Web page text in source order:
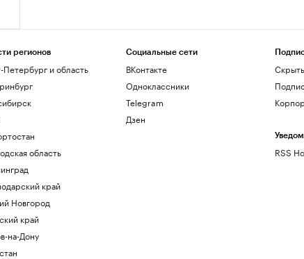
регионов
Петербург и область
область
край
Новгород
край
на-Дону
Социальные сети
ВКонтакте
Одноклассники
Telegram
Дзен
RSS